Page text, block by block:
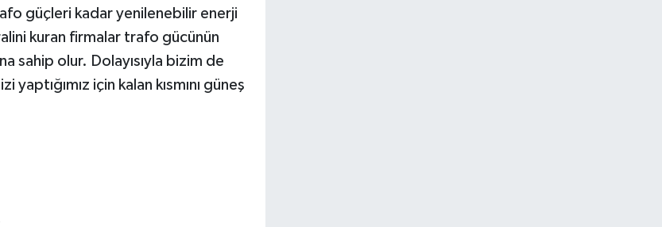
güçleri kadar yenilenebilir enerji
kuran firmalar trafo gücünün
sahip olur. Dolayısıyla bizim de
için kalan kısmını güneş